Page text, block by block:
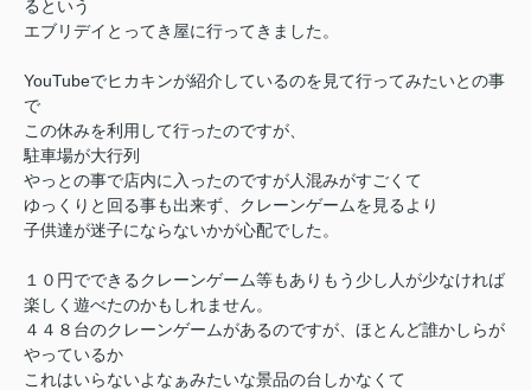
るという
エブリデイとってき屋に行ってきました。
YouTubeでヒカキンが紹介しているのを見て行ってみたいとの事
で
この休みを利用して行ったのですが、
駐車場が大行列
やっとの事で店内に入ったのですが人混みがすごくて
ゆっくりと回る事も出来ず、クレーンゲームを見るより
子供達が迷子にならないかが心配でした。
１０円でできるクレーンゲーム等もありもう少し人が少なければ
楽しく遊べたのかもしれません。
４４８台のクレーンゲームがあるのですが、ほとんど誰かしらが
やっているか
これはいらないよなぁみたいな景品の台しかなくて